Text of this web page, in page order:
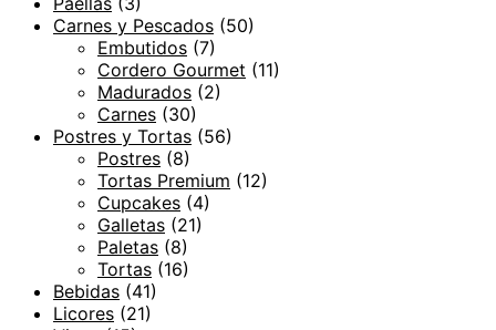
Carnes y Pescados (50)
Embutidos (7)
Cordero Gourmet (11)
Madurados (2)
Carnes (30)
Postres y Tortas (56)
Postres (8)
Tortas Premium (12)
Cupcakes (4)
Galletas (21)
Paletas (8)
Tortas (16)
Bebidas (41)
Licores (21)